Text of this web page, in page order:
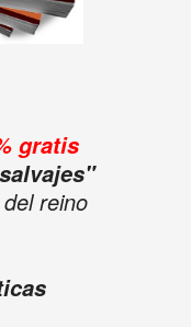
gratis
reino